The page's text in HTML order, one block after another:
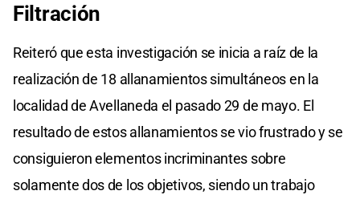
Filtración
Reiteró que esta investigación se inicia a raíz de la
realización de 18 allanamientos simultáneos en la
localidad de Avellaneda el pasado 29 de mayo. El
resultado de estos allanamientos se vio frustrado y se
consiguieron elementos incriminantes sobre
solamente dos de los objetivos, siendo un trabajo